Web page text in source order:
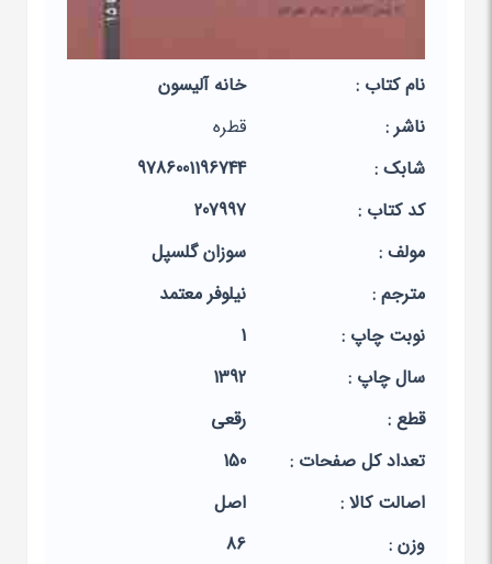
نام کتاب :
خانه آلیسون
ناشر :
قطره
شابک :
9786001196744
کد کتاب :
207997
مولف :
سوزان گلسپل
مترجم :
نیلوفر معتمد
نوبت چاپ :
1
سال چاپ :
1392
قطع :
رقعی
تعداد کل صفحات :
150
اصالت کالا :
اصل
وزن :
86